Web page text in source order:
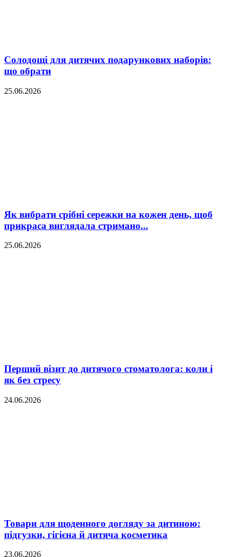
Солодощі для дитячих подарункових наборів:
що обрати
25.06.2026
Як вибрати срібні сережки на кожен день, щоб
прикраса виглядала стримано...
25.06.2026
Перший візит до дитячого стоматолога: коли і
як без стресу
24.06.2026
Товари для щоденного догляду за дитиною:
підгузки, гігієна й дитяча косметика
23.06.2026